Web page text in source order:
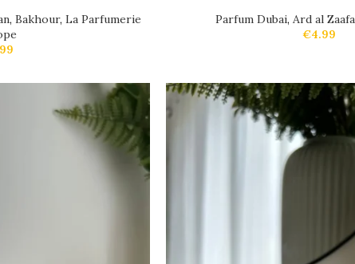
, Bakhour, La Parfumerie
Parfum Dubai, Ard al
€4.99